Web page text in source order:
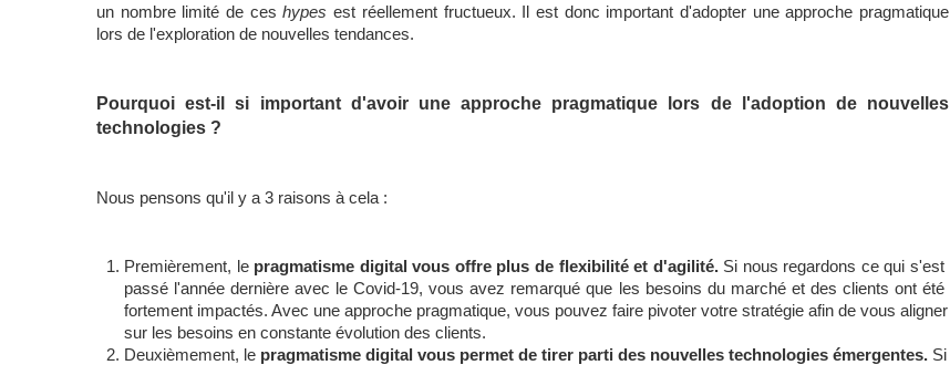
un nombre limité de ces hypes est réellement fructueux. Il est donc important d'adopter une approche pragmatique
lors de l'exploration de nouvelles tendances.
Pourquoi est-il si important d'avoir une approche pragmatique lors de l'adoption de nouvelles
technologies ?
Nous pensons qu'il y a 3 raisons à cela :
Premièrement, le pragmatisme digital vous offre plus de flexibilité et d'agilité. Si nous regardons ce qui s'est
passé l'année dernière avec le Covid-19, vous avez remarqué que les besoins du marché et des clients ont été
fortement impactés. Avec une approche pragmatique, vous pouvez faire pivoter votre stratégie afin de vous aligner
sur les besoins en constante évolution des clients.
Deuxièmement, le pragmatisme digital vous permet de tirer parti des nouvelles technologies émergentes. Si